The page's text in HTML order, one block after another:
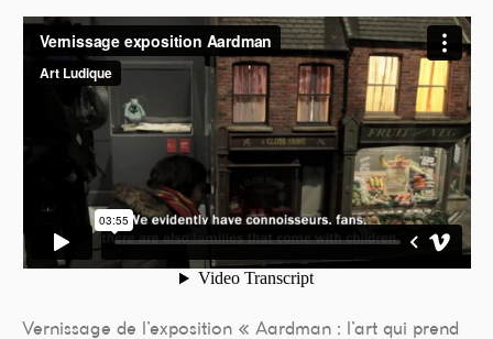
Vernissage de l’exposition « Aardman : l’art qui prend